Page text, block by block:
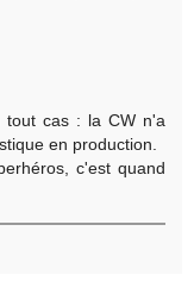
tout cas : la CW n'a
en production.
c'est quand